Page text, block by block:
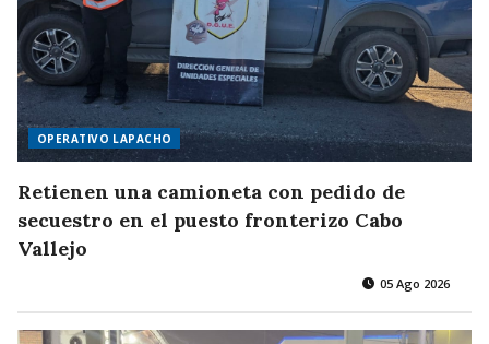
OPERATIVO LAPACHO
Retienen una camioneta con pedido de
secuestro en el puesto fronterizo Cabo
Vallejo
05 Ago 2026